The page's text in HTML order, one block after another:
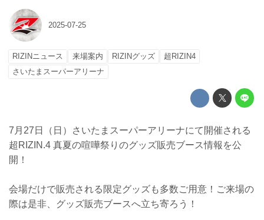
2025-07-25
RIZINニュース 来場案内 RIZINグッズ
超RIZIN4
さいたまスーパーアリーナ
7月27日（日）さいたまスーパーアリーナにて開催される
超RIZIN.4 真夏の喧嘩祭りのグッズ販売ブース情報を公
開！
会場だけで販売される限定グッズも多数ご用意！ご来場の
際は是非、グッズ販売ブースへ立ち寄ろう！